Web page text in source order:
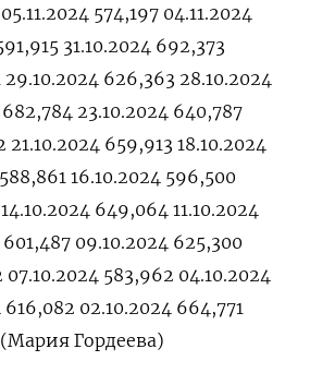
574,197 04.11.2024
31.10.2024 692,373
626,363 28.10.2024
23.10.2024 640,787
659,913 18.10.2024
16.10.2024 596,500
649,064 11.10.2024
09.10.2024 625,300
583,962 04.10.2024
02.10.2024 664,771
(Мария Гордеева)